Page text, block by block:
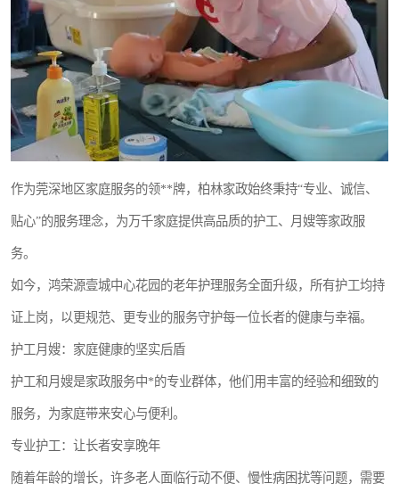
作为莞深地区家庭服务的领**牌，柏林家政始终秉持“专业、诚信、
贴心”的服务理念，为万千家庭提供高品质的护工、月嫂等家政服
务。
如今，鸿荣源壹城中心花园的老年护理服务全面升级，所有护工均持
证上岗，以更规范、更专业的服务守护每一位长者的健康与幸福。
护工月嫂：家庭健康的坚实后盾
护工和月嫂是家政服务中*的专业群体，他们用丰富的经验和细致的
服务，为家庭带来安心与便利。
专业护工：让长者安享晚年
随着年龄的增长，许多老人面临行动不便、慢性病困扰等问题，需要